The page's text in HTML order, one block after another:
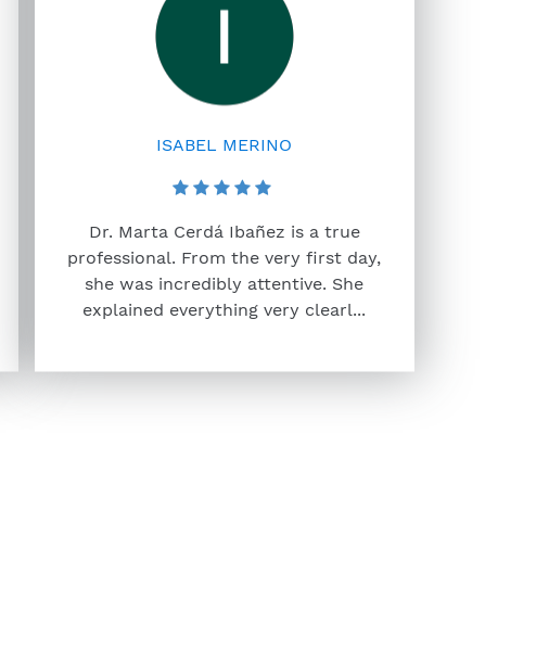
ISABEL MERINO
Dr. Marta Cerdá Ibañez is a true
professional. From the very first day,
she was incredibly attentive. She
explained everything very clearl...